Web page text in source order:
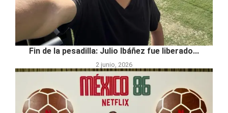
Fin de la pesadilla: Julio Ibáñez fue liberado...
2 junio, 2026